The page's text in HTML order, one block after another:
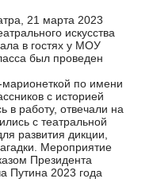
21 марта 2023
искусства
в гостях у МОУ
был проведен
марионеткой по имени
с историей
в работу, отвечали на
с театральной
развития дикции,
Мероприятие
Президента
Путина 2023 года